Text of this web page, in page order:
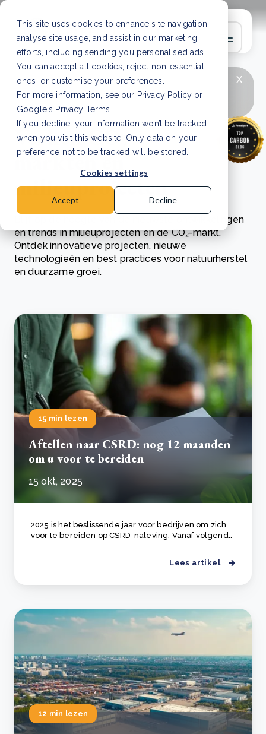
This site uses cookies to enhance site navigation,
analyse site usage, and assist in our marketing
efforts, including sending you personalised ads.
You can accept all cookies, reject non-essential
ones, or customise your preferences.
For more information, see our Privacy Policy or
Google's Privacy Terms
If you decline, your information won’t be tracked
when you visit this website. Only data on your
preference not to be tracked will be stored.
Cookies settings
Accept Decline
x
LAATSTE ARTIKEL
CSRD en uw positie als
leverancier: wat verandert er in 2026?Lees
artikel
Verken CO₂-
markten en
milieuprojecten
Blijf op de hoogte van de nieuwste ontwikkelingen
en trends in milieuprojecten en de CO₂-markt.
Ontdek innovatieve projecten, nieuwe
technologieën en best practices voor natuurherstel
en duurzame groei.
15 min lezen
Aftellen naar CSRD: nog 12 maanden
om u voor te bereiden
15 okt, 2025
2025 is het beslissende jaar voor bedrijven om zich
voor te bereiden op CSRD-naleving. Vanaf volgend..
Lees artikel
12 min lezen